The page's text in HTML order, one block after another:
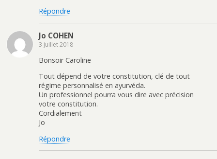
Répondre
Jo COHEN
3 juillet 2018
Bonsoir Caroline
Tout dépend de votre constitution, clé de tout
régime personnalisé en ayurvéda.
Un professionnel pourra vous dire avec précision
votre constitution.
Cordialement
Jo
Répondre